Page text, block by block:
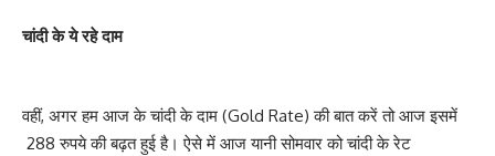
चांदी के ये रहे दाम
वहीं, अगर हम आज के चांदी के दाम (Gold Rate) की बात करें तो आज इसमें
288 रुपये की बढ़त हुई है। ऐसे में आज यानी सोमवार को चांदी के रेट